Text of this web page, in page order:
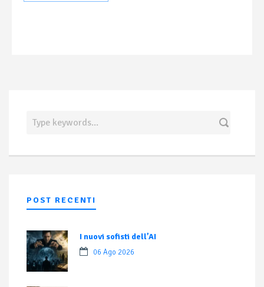
POST RECENTI
I nuovi sofisti dell’AI
06 Ago 2026